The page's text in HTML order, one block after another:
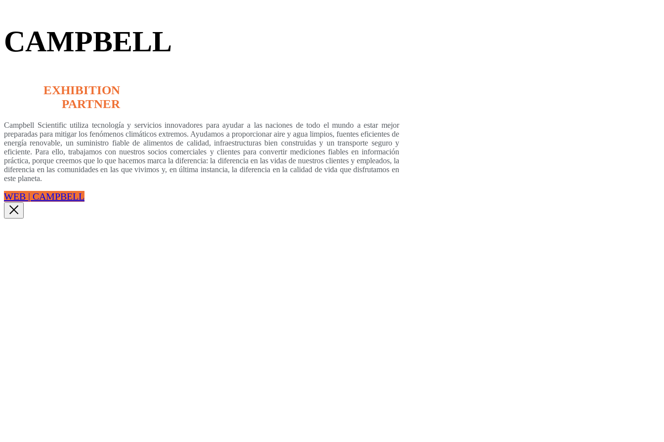
CAMPBELL
EXHIBITION
PARTNER
Campbell Scientific utiliza tecnología y servicios innovadores para ayudar a las naciones de todo el mundo a estar mejor
preparadas para mitigar los fenómenos climáticos extremos. Ayudamos a proporcionar aire y agua limpios, fuentes eficientes de
energía renovable, un suministro fiable de alimentos de calidad, infraestructuras bien construidas y un transporte seguro y
eficiente. Para ello, trabajamos con nuestros socios comerciales y clientes para convertir mediciones fiables en información
práctica, porque creemos que lo que hacemos marca la diferencia: la diferencia en las vidas de nuestros clientes y empleados, la
diferencia en las comunidades en las que vivimos y, en última instancia, la diferencia en la calidad de vida que disfrutamos en
este planeta.
WEB | CAMPBELL